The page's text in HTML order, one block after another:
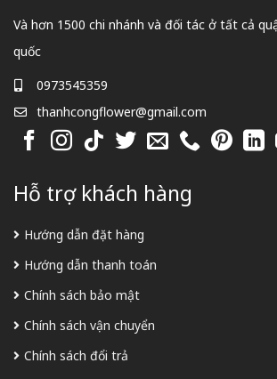
Và hơn 1500 chi nhánh và đối tác ở tất cả
quốc
0973545359
thanhcongflower@gmail.com
Hỗ trợ khách hàng
Hướng dẫn đặt hàng
Hướng dẫn thanh toán
Chính sách bảo mật
Chính sách vận chuyển
Chính sách đổi trả